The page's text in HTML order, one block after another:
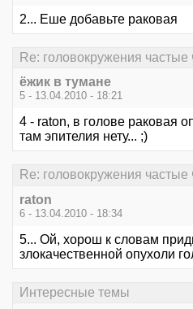
2... Еше добавьте раковая
Re: головокружения
ёжик в тумане
5 - 13.04.2010 - 18:21
4 - raton, в голове раковая
там эпителия нету... ;)
Re: головокружения
raton
6 - 13.04.2010 - 18:34
5... Ой, хорош к словам
злокачественной опухоли
Интересные темы